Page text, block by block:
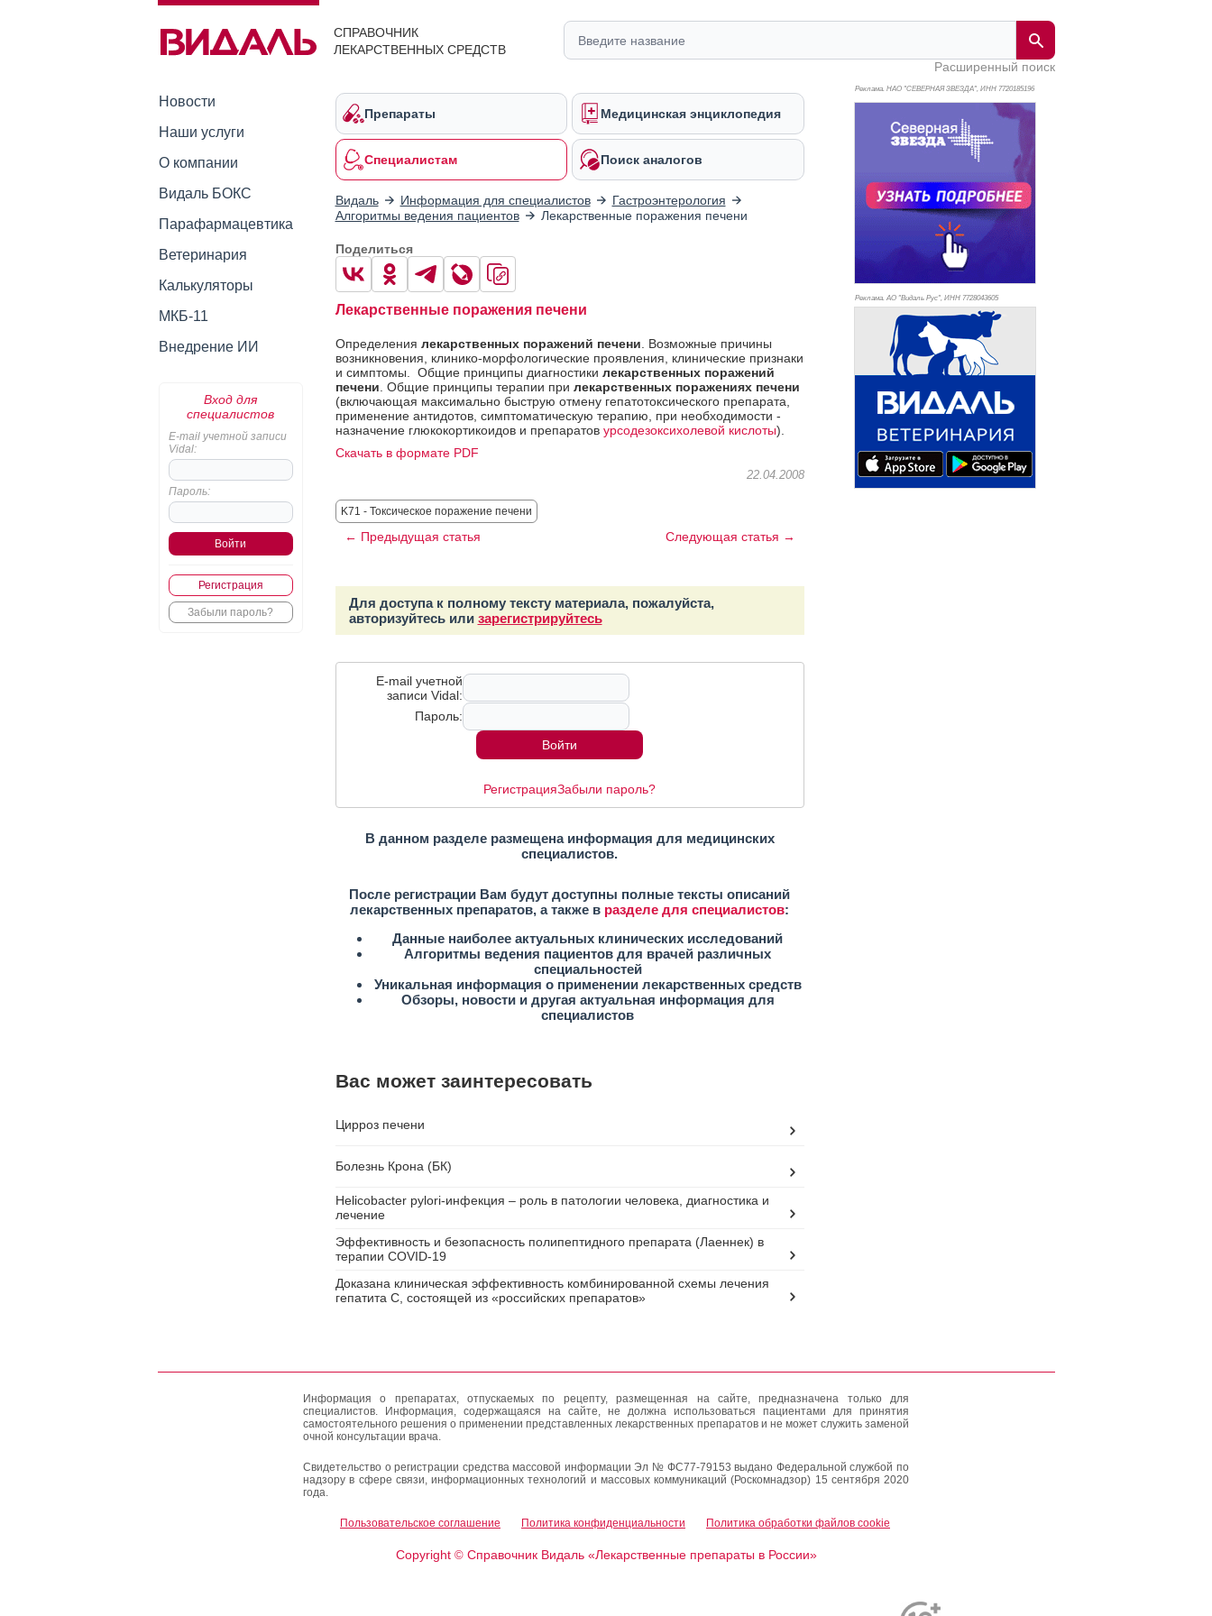
СПРАВОЧНИК
ЛЕКАРСТВЕННЫХ СРЕДСТВ
Расширенный поиск
Новости
Наши услуги
О компании
Видаль БОКС
Парафармацевтика
Ветеринария
Калькуляторы
МКБ-11
Внедрение ИИ
Вход для
специалистов
E-mail учетной записи
Vidal:
Пароль:
Регистрация
Забыли пароль?
Препараты Медицинская энциклопедия
Специалистам Поиск аналогов
Видаль Информация для специалистов
Гастроэнтерология
Алгоритмы ведения пациентов
Лекарственные поражения печени
Поделиться
Лекарственные поражения печени
Определения лекарственных поражений печени . Возможные причины
возникновения, клинико-морфологические проявления, клинические признаки
и симптомы. Общие принципы диагностики лекарственных поражений
печени . Общие принципы терапии при лекарственных поражениях печени
(включающая максимально быструю отмену гепатотоксического препарата,
применение антидотов, симптоматическую терапию, при необходимости -
назначение глюкокортикоидов и препаратов урсодезоксихолевой кислоты).
Скачать в формате PDF
22.04.2008
K71 - Токсическое поражение печени
← Предыдущая статья Следующая статья →
Для доступа к полному тексту материала, пожалуйста,
авторизуйтесь или зарегистрируйтесь
E-mail учетной
записи Vidal:
Пароль:
РегистрацияЗабыли пароль?
В данном разделе размещена информация для медицинских
специалистов.
После регистрации Вам будут доступны полные тексты описаний
лекарственных препаратов, а также в разделе для специалистов:
Данные наиболее актуальных клинических исследований
Алгоритмы ведения пациентов для врачей различных
специальностей
Уникальная информация о применении лекарственных средств
Обзоры, новости и другая актуальная информация для
специалистов
Вас может заинтересовать
Цирроз печени
Болезнь Крона (БК)
Helicobacter pylori-инфекция – роль в патологии человека, диагностика и
лечение
Эффективность и безопасность полипептидного препарата (Лаеннек) в
терапии COVID-19
Доказана клиническая эффективность комбинированной схемы лечения
гепатита С, состоящей из «российских препаратов»
Реклама. НАО "СЕВЕРНАЯ ЗВЕЗДА", ИНН 7720185196
Реклама. АО "Видаль Рус", ИНН 7728043605
Информация о препаратах, отпускаемых по рецепту, размещенная на сайте, предназначена только для
специалистов. Информация, содержащаяся на сайте, не должна использоваться пациентами для принятия
самостоятельного решения о применении представленных лекарственных препаратов и не может служить заменой
очной консультации врача.
Свидетельство о регистрации средства массовой информации Эл № ФС77-79153 выдано Федеральной службой по
надзору в сфере связи, информационных технологий и массовых коммуникаций (Роскомнадзор) 15 сентября 2020
года.
Пользовательское соглашение Политика конфиденциальности Политика обработки файлов cookie
Copyright ©Справочник Видаль «Лекарственные препараты в России»